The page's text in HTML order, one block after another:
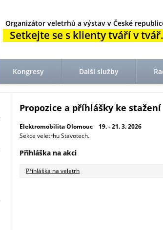
Organizátor veletrhů a výstav v České
Setkejte se s klienty tváří v tvář.
Kongresy Další služby
Propozice a příhlášky ke stažení
Elektromobilita Olomouc 19. - 21. 3. 2026
Sekce veletrhu Stavotech.
Přihláška na akci
Přihláška na veletrh